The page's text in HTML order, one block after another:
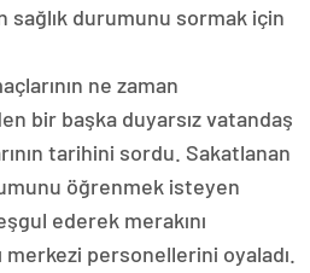
durumunu sormak için
ne zaman
bir başka duyarsız vatandaş
tarihini sordu. Sakatlanan
öğrenmek isteyen
ederek merakını
merkezi personellerini oyaladı.